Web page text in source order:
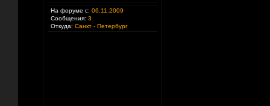
На форуме с: 06.11.2009
Сообщения: 3
Откуда: Санкт - Петербург